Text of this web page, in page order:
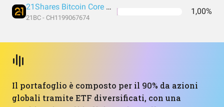
21Shares Bitcoin Core ETP EUR
21BC - CH1199067674
1,00%
Il portafoglio è composto per il 90% da azioni
globali tramite ETF diversificati, con una